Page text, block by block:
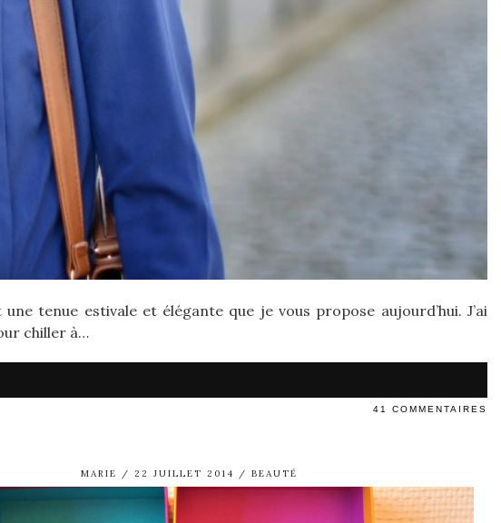
tenue estivale et élégante que je vous propose aujourd’hui. J’ai
chiller à…
41 COMMENTAIRES
MARIE 22 JUILLET 2014 BEAUTÉ